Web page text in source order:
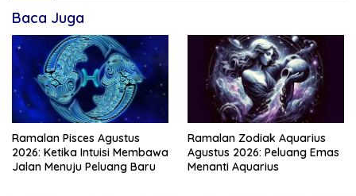
Baca Juga
Ramalan Pisces Agustus
2026: Ketika Intuisi Membawa
Jalan Menuju Peluang Baru
Ramalan Zodiak Aquarius
Agustus 2026: Peluang Emas
Menanti Aquarius